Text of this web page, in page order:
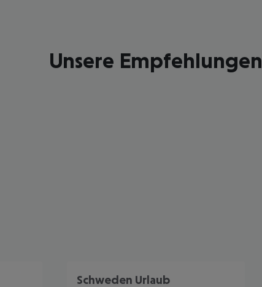
Unsere Empfehlungen
Schweden Urlaub